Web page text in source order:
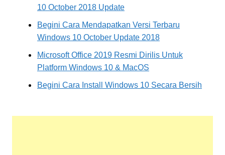
10 October 2018 Update
Begini Cara Mendapatkan Versi Terbaru
Windows 10 October Update 2018
Microsoft Office 2019 Resmi Dirilis Untuk
Platform Windows 10 & MacOS
Begini Cara Install Windows 10 Secara Bersih